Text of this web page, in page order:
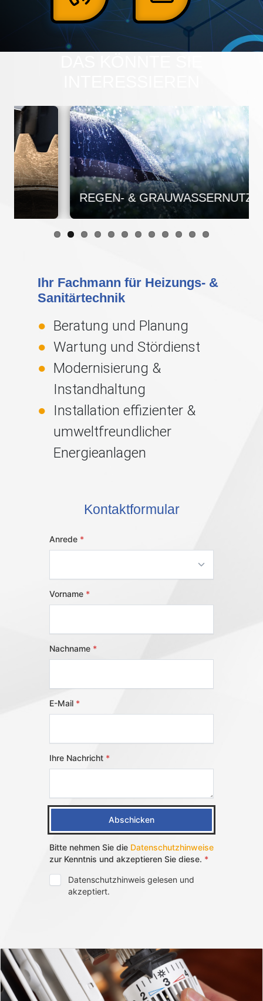
REGEN- & GRAUWASSERNUTZUNG
Ihr Fachmann für Heizungs- &
Sanitärtechnik
Beratung und Planung
Wartung und Stördienst
Modernisierung &
Instandhaltung
Installation effizienter &
umweltfreundlicher
Energieanlagen
Kontaktformular